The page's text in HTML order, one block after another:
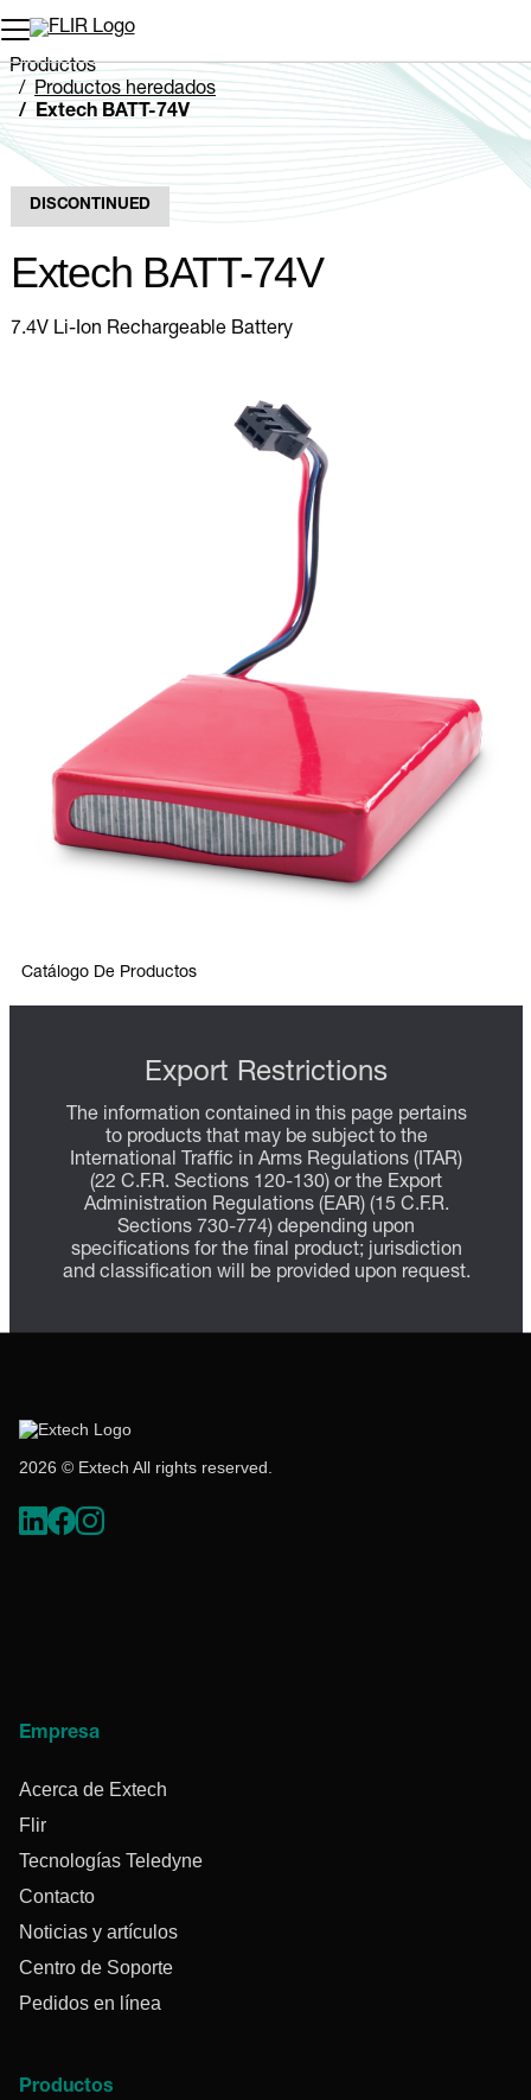
Productos
Productos heredados
Extech BATT-74V
DISCONTINUED
Extech BATT-74V
7.4V Li-Ion Rechargeable Battery
Catálogo De Productos
Export Restrictions
The information contained in this page pertains
to products that may be subject to the
International Traffic in Arms Regulations (ITAR)
(22 C.F.R. Sections 120-130) or the Export
Administration Regulations (EAR) (15 C.F.R.
Sections 730-774) depending upon
specifications for the final product; jurisdiction
and classification will be provided upon request.
2026 © Extech All rights reserved.
Empresa
Acerca de Extech
Flir
Tecnologías Teledyne
Contacto
Noticias y artículos
Centro de Soporte
Pedidos en línea
Productos